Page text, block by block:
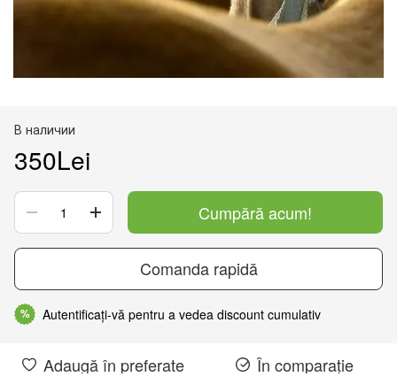
В наличии
350Lei
Cumpără acum!
Comanda rapidă
% Autentificați-vă pentru a vedea discount cumulativ
Adaugă în preferate În comparație